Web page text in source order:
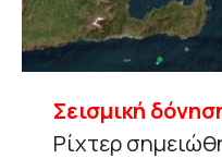
Σεισμική
Ρίχτερ